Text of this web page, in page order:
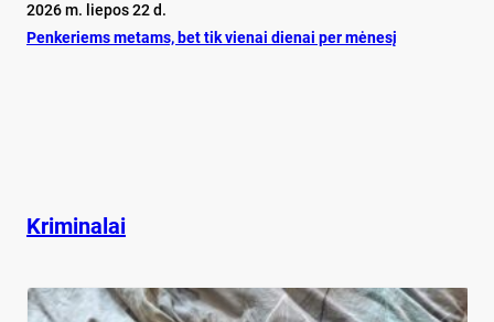
2026 m. liepos 22 d.
Pen­ke­riems me­tams, bet tik vie­nai die­nai per mė­ne­sį
Kriminalai